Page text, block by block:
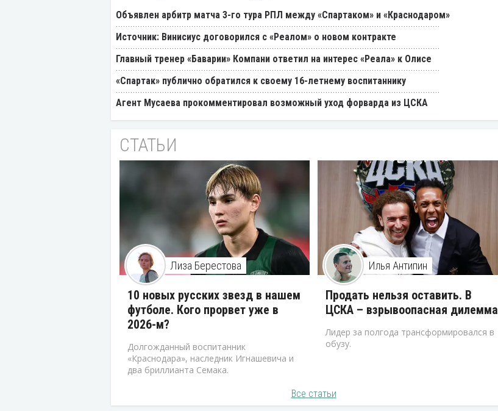
Объявлен арбитр матча 3-го тура РПЛ между «Спартаком» и «Краснодаром»
Источник: Винисиус договорился с «Реалом» о новом контракте
Главный тренер «Баварии» Компани ответил на интерес «Реала» к Олисе
«Спартак» публично обратился к своему 16-летнему воспитаннику
Агент Мусаева прокомментировал возможный уход форварда из ЦСКА
СТАТЬИ
Лиза Берестова
10 новых русских звезд в нашем
футболе. Кого прорвет уже в
2026-м?
Долгожданный воспитанник
«Краснодара», наследник Игнашевича и
два бриллианта Семака.
Илья Антипин
Продать нельзя оставить. В
ЦСКА – взрывоопасная дилемма
Лидер за полгода трансформировался в
обузу.
Все статьи